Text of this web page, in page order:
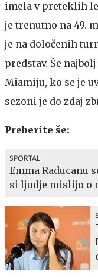
imela v preteklih
je trenutno na 49.
je na določenih
predstav. Še
Miamiju, ko se je
sezoni je do zdaj
Preberite še:
SPORTAL
Emma Raducanu
si ljudje mislijo o